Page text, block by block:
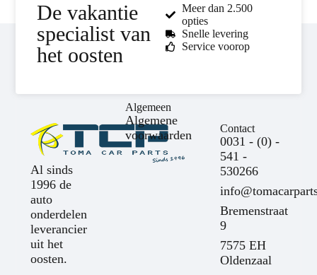
De vakantie
specialist van
het oosten
Meer dan 2.500
opties
Snelle levering
Service voorop
Al sinds
1996 de
auto
onderdelen
leverancier
uit het
oosten.
Algemeen
Algemene
voorwaarden
Contact
0031 - (0) -
541 -
530266
Bremenstraat
9
7575 EH
Oldenzaal